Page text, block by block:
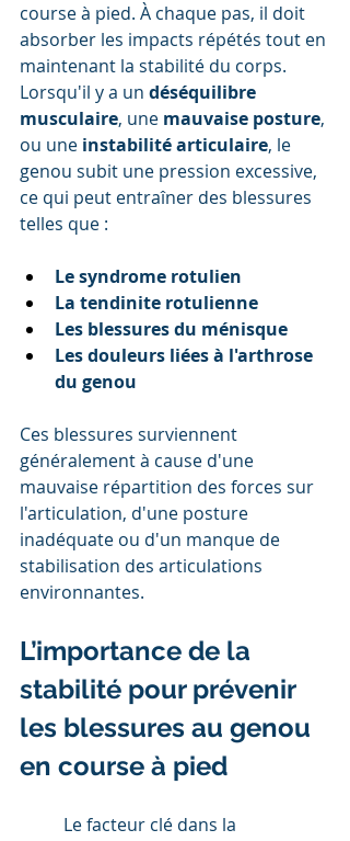
course à pied. À chaque pas, il doit
absorber les impacts répétés tout en
maintenant la stabilité du corps.
Lorsqu'il y a un déséquilibre
musculaire, une mauvaise posture,
ou une instabilité articulaire, le
genou subit une pression excessive,
ce qui peut entraîner des blessures
telles que :
Le syndrome rotulien
La tendinite rotulienne
Les blessures du ménisque
Les douleurs liées à l'arthrose
du genou
Ces blessures surviennent
généralement à cause d'une
mauvaise répartition des forces sur
l'articulation, d'une posture
inadéquate ou d'un manque de
stabilisation des articulations
environnantes.
L’importance de la
stabilité pour prévenir
les blessures au genou
en course à pied